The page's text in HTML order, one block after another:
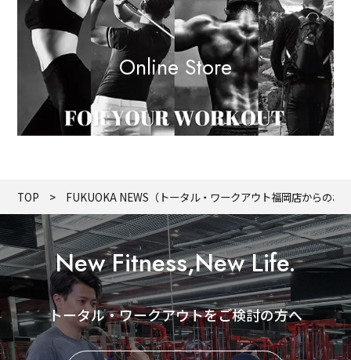
Online Store
TOP FUKUOKA NEWS（トータル・ワークアウト福岡店からのお
New Fitness,New Life.
トータル・ワークアウトをご検討の方へ